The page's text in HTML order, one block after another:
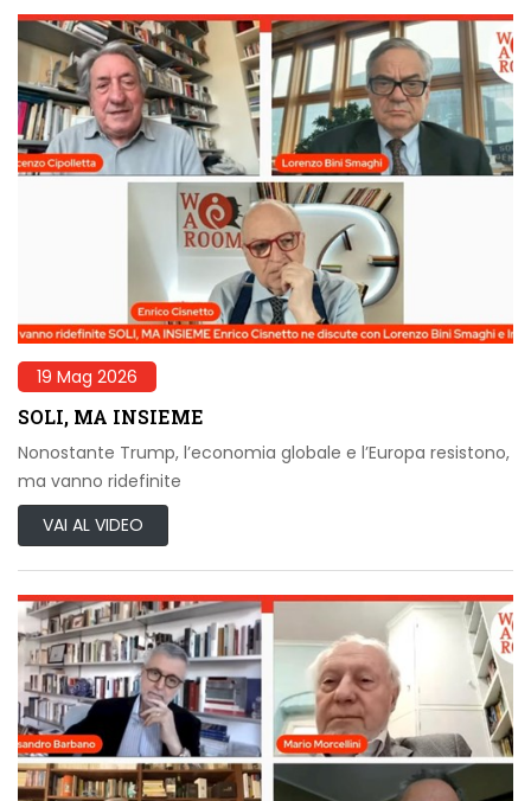
19 Mag 2026
SOLI, MA INSIEME
Nonostante Trump, l’economia globale e l’Europa resistono,
ma vanno ridefinite
VAI AL VIDEO